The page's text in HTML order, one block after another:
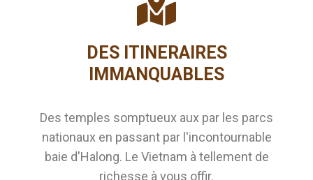
DES ITINERAIRES
IMMANQUABLES
Des temples somptueux aux par les parcs
nationaux en passant par l'incontournable
baie d'Halong. Le Vietnam à tellement de
richesse à vous offir.